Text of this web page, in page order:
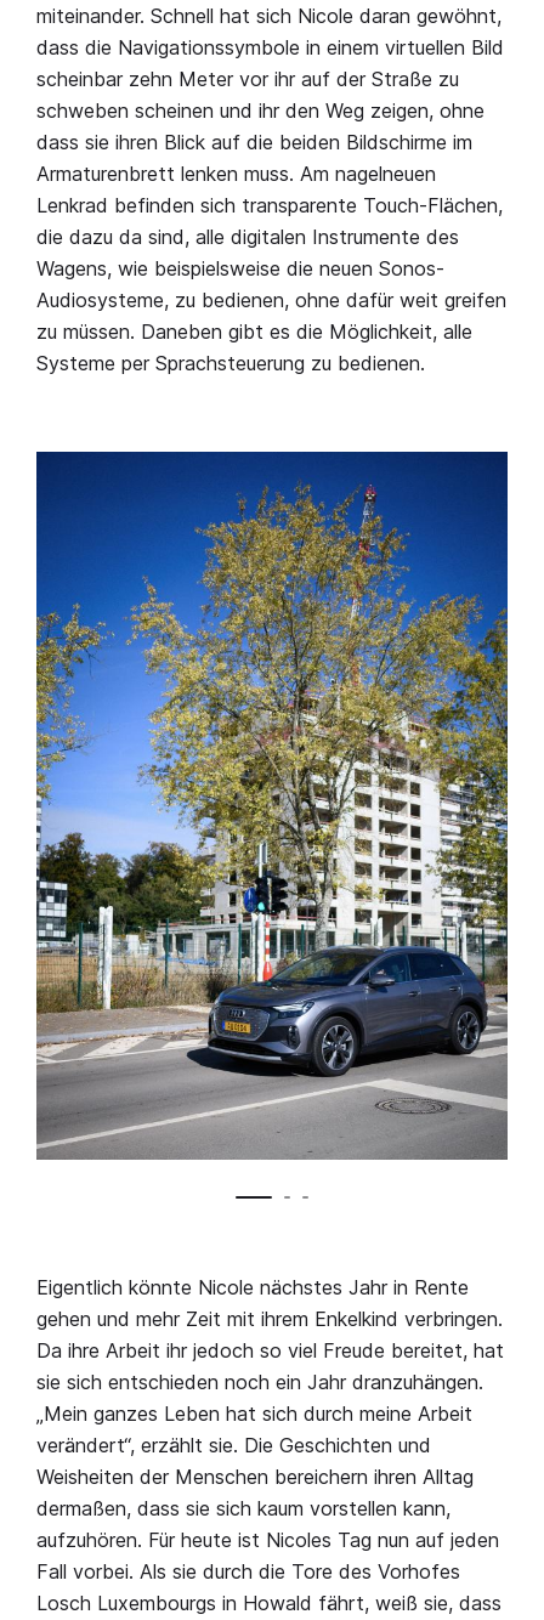
miteinander. Schnell hat sich Nicole daran gewöhnt,
dass die Navigationssymbole in einem virtuellen Bild
scheinbar zehn Meter vor ihr auf der Straße zu
schweben scheinen und ihr den Weg zeigen, ohne
dass sie ihren Blick auf die beiden Bildschirme im
Armaturenbrett lenken muss. Am nagelneuen
Lenkrad befinden sich transparente Touch-Flächen,
die dazu da sind, alle digitalen Instrumente des
Wagens, wie beispielsweise die neuen Sonos-
Audiosysteme, zu bedienen, ohne dafür weit greifen
zu müssen. Daneben gibt es die Möglichkeit, alle
Systeme per Sprachsteuerung zu bedienen.
Eigentlich könnte Nicole nächstes Jahr in Rente
gehen und mehr Zeit mit ihrem Enkelkind verbringen.
Da ihre Arbeit ihr jedoch so viel Freude bereitet, hat
sie sich entschieden noch ein Jahr dranzuhängen.
„Mein ganzes Leben hat sich durch meine Arbeit
verändert“, erzählt sie. Die Geschichten und
Weisheiten der Menschen bereichern ihren Alltag
dermaßen, dass sie sich kaum vorstellen kann,
aufzuhören. Für heute ist Nicoles Tag nun auf jeden
Fall vorbei. Als sie durch die Tore des Vorhofes
Losch Luxembourgs in Howald fährt, weiß sie, dass